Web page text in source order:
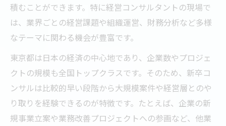
積むことができます。特に経営コンサルタントの現場で
は、業界ごとの経営課題や組織運営、財務分析など多様
なテーマに関わる機会が豊富です。
東京都は日本の経済の中心地であり、企業数やプロジェ
クトの規模も全国トップクラスです。そのため、新卒コ
ンサルは比較的早い段階から大規模案件や経営層とのや
り取りを経験できるのが特徴です。たとえば、企業の新
規事業立案や業務改善プロジェクトへの参画など、他業